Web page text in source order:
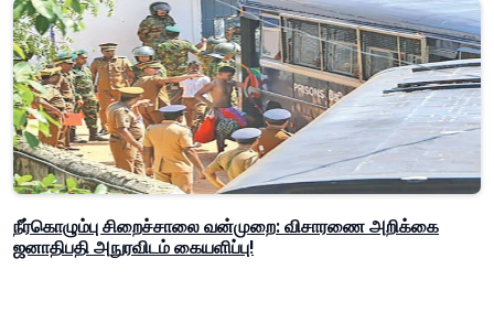
நீர்கொழும்பு சிறைச்சாலை வன்முறை: விசாரணை அறிக்கை
ஜனாதிபதி அநுரவிடம் கையளிப்பு!